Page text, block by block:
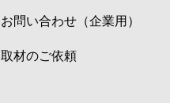
お問い合わせ（企業用）
取材のご依頼